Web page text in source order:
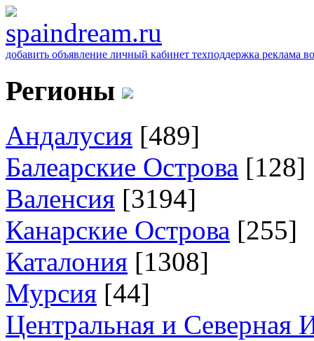
добавить объявление личный кабинет техподдержка реклама
Регионы
Андалусия [489]
Балеарские Острова [128]
Валенсия [3194]
Канарские Острова [255]
Каталония [1308]
Мурсия [44]
Центральная и Северная